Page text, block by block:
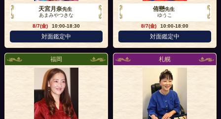
天宮月奈先生
あまみやつきな
8/7(金)
10:00-18:30
対面鑑定中
侑戀先生
ゆうこ
8/7(金)
10:00-18:00
対面鑑定中
福岡 札幌